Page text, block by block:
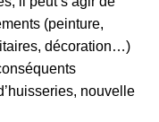
(peinture,
décoration…)
nouvelle